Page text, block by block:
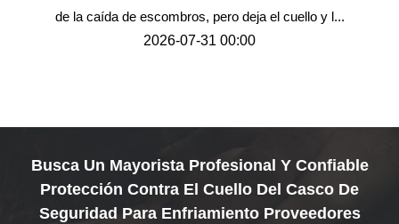
de la caída de escombros, pero deja el cuello y l...
2026-07-31 00:00
Busca Un Mayorista Profesional Y Confiable
Protección Contra El Cuello Del Casco De
Seguridad Para Enfriamiento Proveedores